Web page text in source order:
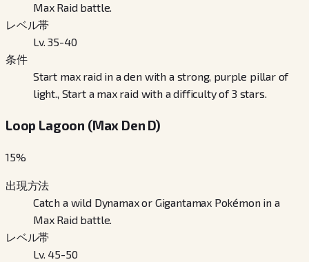
Max Raid battle.
レベル帯
Lv. 35-40
条件
Start max raid in a den with a strong, purple pillar of
light., Start a max raid with a difficulty of 3 stars.
Loop Lagoon (Max Den D)
15%
出現方法
Catch a wild Dynamax or Gigantamax Pokémon in a
Max Raid battle.
レベル帯
Lv. 45-50